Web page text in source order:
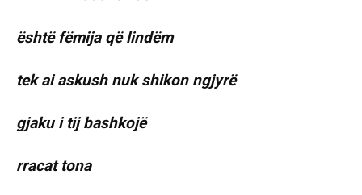
është fëmija që lindëm
tek ai askush nuk shikon ngjyrë
gjaku i tij bashkojë
rracat tona